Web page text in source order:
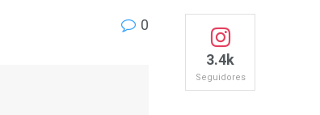
0
3.4k
Seguidores